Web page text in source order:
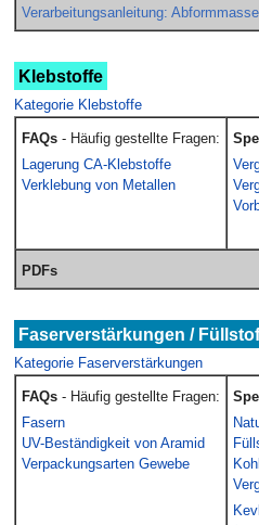
Verarbeitungsanleitung:
Klebstoffe
Kategorie Klebstoffe
FAQs - Häufig gestellte Fragen:
Lagerung CA-Klebstoffe
Verklebung von Metallen
PDFs
Faserverstärkungen /
Kategorie Faserverstärkungen
FAQs- Häufig gestellte Fragen:
Fasern
UV-Beständigkeit von Aramid
Verpackungsarten Gewebe